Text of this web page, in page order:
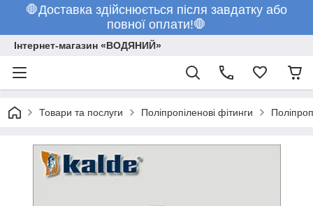
🛑Доставка здійснюється після завдатку або
повної оплати!🛑
Інтернет-магазин «ВОДЯНИЙ»
Товари та послуги Поліпропіленові фітинги